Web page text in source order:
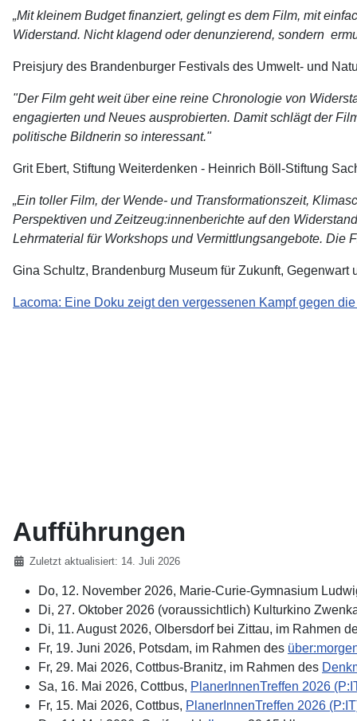
„Mit kleinem Budget finanziert, gelingt es dem Film, mit
Widerstand. Nicht klagend oder denunzierend, sondern
Preisjury des Brandenburger Festivals des Umwelt- und
"Der Film geht weit über eine reine Chronologie von
engagierten und Neues ausprobierten. Damit schlägt der
politische Bildnerin so interessant."
Grit Ebert, Stiftung Weiterdenken - Heinrich Böll-Stiftung
„Ein toller Film, der Wende- und Transformationszeit,
Perspektiven und Zeitzeug:innenberichte auf den
Lehrmaterial für Workshops und Vermittlungsangebote. Die
Gina Schultz, Brandenburg Museum für Zukunft, Gegenwart
Lacoma: Eine Doku zeigt den vergessenen Kampf gegen
Aufführungen
DetailsZuletzt aktualisiert: 14. Juli 2026
Do, 12. November 2026, Marie-Curie-Gymnasium
Di, 27. Oktober 2026 (voraussichtlich) Kulturkino
Di, 11. August 2026, Olbersdorf bei Zittau, im Rahmen
Fr, 19. Juni 2026, Potsdam, im Rahmen des
Fr, 29. Mai 2026, Cottbus-Branitz, im Rahmen des
Sa, 16. Mai 2026, Cottbus, PlanerInnenTreffen 2026
Fr, 15. Mai 2026, Cottbus, PlanerInnenTreffen 2026